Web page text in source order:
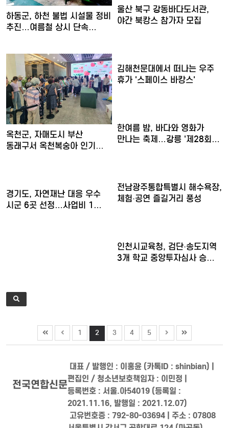
울산 북구 강동바다도서관,
야간 북캉스 참가자 모집
하동군, 하천 불법 시설물 정비
추진…여름철 상시 단속…
김해천문대에서 떠나는 우주
휴가 '스페이스 바캉스'
옥천군, 자매도시 부산
동래구서 옥천복숭아 인기
한여름 밤, 바다와 영화가
만나는 축제…강릉 '제28회…
전남광주통합특별시 해수욕장,
체험·공연 즐길거리 풍성
경기도, 자연재난 대응 우수
시군 6곳 선정…사업비 1…
인천시교육청, 검단·송도지역
3개 학교 중앙투자심사 승…
1 2 3 4 5
전국연합신문
대표 / 발행인 : 이홍윤 (카톡ID : shinbian) |
편집인 / 청소년보호책임자 : 이민정 |
등록번호 : 서울.아54019 (등록일 :
2021.11.16, 발행일 : 2021.12.07)
고유번호증 : 792-80-03694 | 주소 : 07808